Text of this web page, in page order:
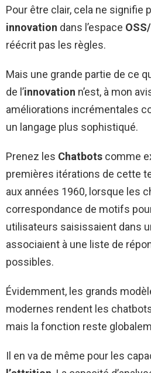
Pour être clair, cela ne signifie
innovation dans l’espace
réécrit pas les règles.
Mais une grande partie de ce
de l’innovation n’est, à mon
améliorations incrémentales
un langage plus sophistiqué.
Prenez les Chatbots comme
premières itérations de cette
aux années 1960, lorsque les
correspondance de motifs
utilisateurs saisissaient dans
associaient à une liste de
possibles.
Évidemment, les grands
modernes rendent les
mais la fonction reste
Il en va de même pour les